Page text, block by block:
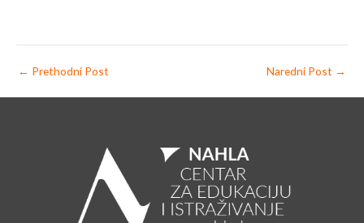
← Prethodni Post Naredni Post →